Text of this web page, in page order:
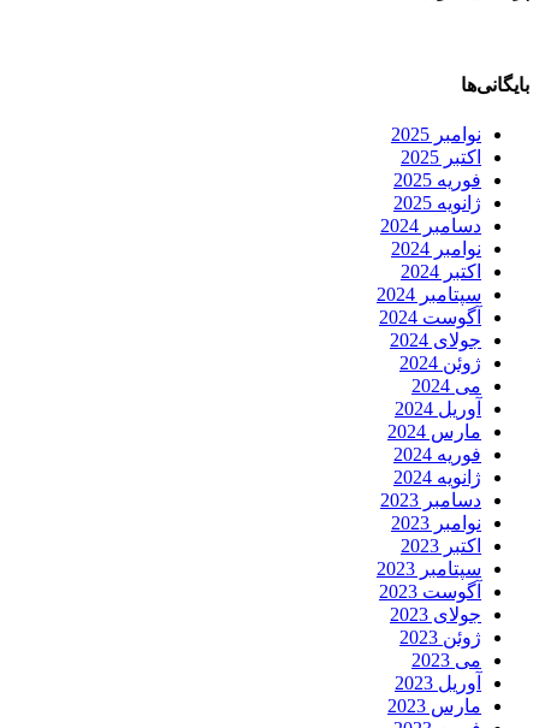
بایگانی‌ها
نوامبر 2025
اکتبر 2025
فوریه 2025
ژانویه 2025
دسامبر 2024
نوامبر 2024
اکتبر 2024
سپتامبر 2024
آگوست 2024
جولای 2024
ژوئن 2024
می 2024
آوریل 2024
مارس 2024
فوریه 2024
ژانویه 2024
دسامبر 2023
نوامبر 2023
اکتبر 2023
سپتامبر 2023
آگوست 2023
جولای 2023
ژوئن 2023
می 2023
آوریل 2023
مارس 2023